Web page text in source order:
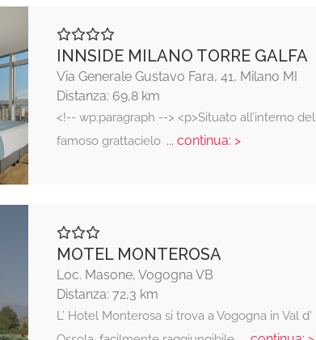
INNSIDE MILANO TORRE GALFA
Via Generale Gustavo Fara, 41, Milano MI
Distanza: 69,8 km
<!-- wp:paragraph --> <p>Situato all’interno del
famoso grattacielo... continua: >
MOTEL MONTEROSA
Loc. Masone, Vogogna VB
Distanza: 72,3 km
L’ Hotel Monterosa si trova a Vogogna in Val d'